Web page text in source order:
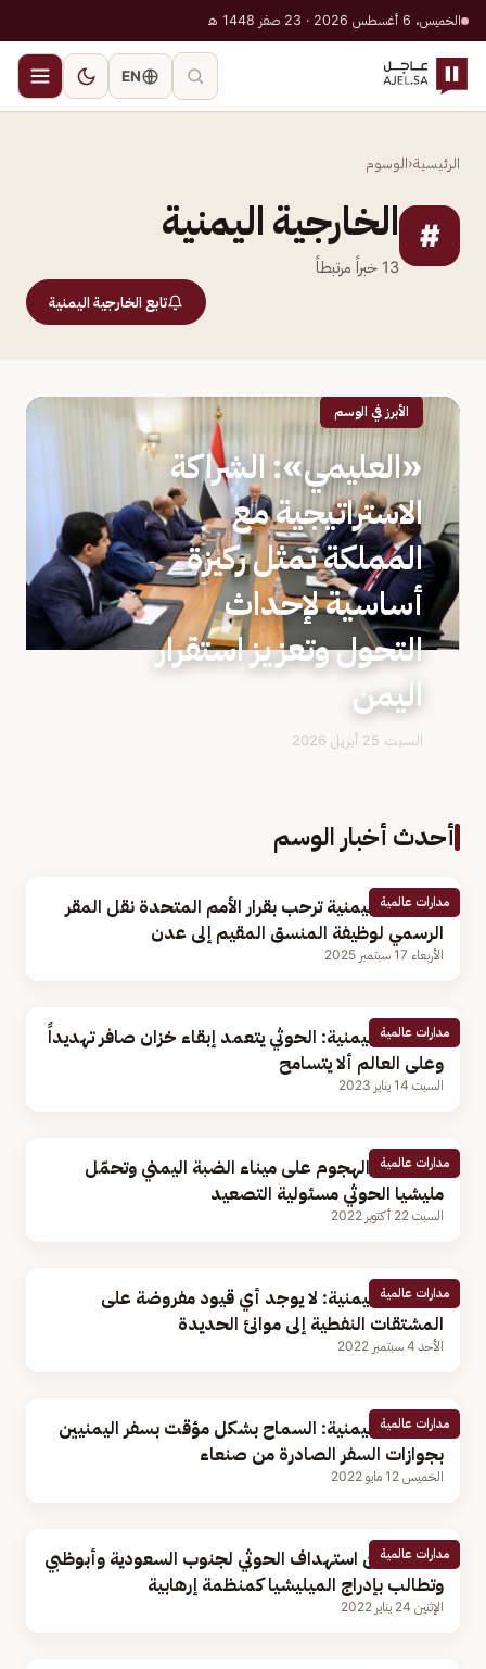
الخميس، 6 أغسطس 2026 · 23 صفر 1448 هـ
EN
الرئيسية‹الوسوم
# الخارجية اليمنية
13 خبراً مرتبطاً
تابع الخارجية اليمنية
الأبرز في الوسم
«العليمي»: الشراكة
الاستراتيجية مع
المملكة تمثل ركيزة
أساسية لإحداث
التحول وتعزيز استقرار
اليمن
السبت 25 أبريل 2026
أحدث أخبار الوسم
مدارات عالمية
الخارجية اليمنية ترحب بقرار الأمم المتحدة نقل المقر
الرسمي لوظيفة المنسق المقيم إلى عدن
الأربعاء 17 سبتمبر 2025
مدارات عالمية
الخارجية اليمنية: الحوثي يتعمد إبقاء خزان صافر تهديداً
وعلى العالم ألا يتسامح
السبت 14 يناير 2023
مدارات عالمية
مصر تدين الهجوم على ميناء الضبة اليمني وتحمّل
مليشيا الحوثي مسئولية التصعيد
السبت 22 أكتوبر 2022
مدارات عالمية
الحكومة اليمنية: لا يوجد أي قيود مفروضة على
المشتقات النفطية إلى موانئ الحديدة
الأحد 4 سبتمبر 2022
مدارات عالمية
الخارجية اليمنية: السماح بشكل مؤقت بسفر اليمنيين
بجوازات السفر الصادرة من صنعاء
الخميس 12 مايو 2022
مدارات عالمية
اليمن تدين استهداف الحوثي لجنوب السعودية وأبوظبي
وتطالب بإدراج الميليشيا كمنظمة إرهابية
الإثنين 24 يناير 2022